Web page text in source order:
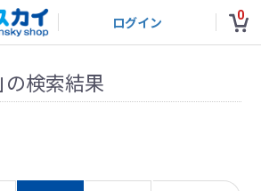
ログイン 0
」の検索結果